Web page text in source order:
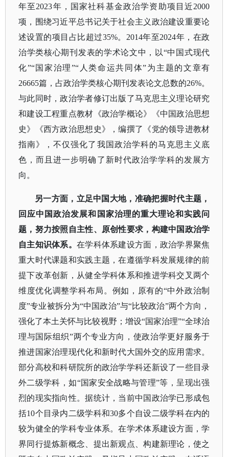
年至2023年，国家社科基金政治学资助项目近2000
项，围绕习近平总书记关于社会主义政治建设重要论
述设置的项目占比超过35%。2014年至2024年，在政
治学类核心期刊发表的学术论文中，以“中国式现代
化”“国家治理”“人类命运共同体”为主题的文章有
26665篇，占政治学类核心期刊发表论文总数的26%。
与此同时，政治学者修订出版了马克思主义理论研究
和建设工程重点教材《政治学概论》《中国政治思想
史》《西方政治思想史》，编撰了《党的领导进教材
指南》，不仅强化了我国政治学科的马克思主义底
色，而且进一步明确了新时代政治学学科的发展方
向。
另一方面，立足中国大地，准确把握时代主题，
回应中国政治发展和国家治理的重大理论和实践问
题，努力按照自主性、原创性要求，构建中国政治学
自主知识体系。 在学科体系建设方面，政治学界聚焦
重大时代课题和实践主题，在遵循学科发展规律的前
提下改革创新，从健全学科体系和推进学科交叉两个
维度优化调整学科布局。例如，原有的“中外政治制
度”专业被拆分为“中国政治”与“比较政治”两个方向，
强化了本土关怀与比较视野；增设“国家治理”“全球治
理与国际组织”两个专业方向，使政治学更好服务于
推进国家治理现代化和新时代大国外交的应用需求。
部分高校和科研院所的政治学学科还新设了一些目录
外二级学科，如“国家安全战略与管理”等，呈现出强
烈的现实指向性。据统计，当前中国政治学已形成包
括10个目录内二级学科和30多个自设二级学科在内的
较为健全的学科专业体系。在学术体系建设方面，学
界同行提炼新概念、提出新观点、构建新理论，使之